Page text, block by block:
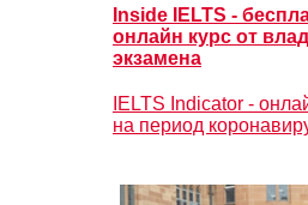
Inside IELTS -
онлайн курс от
экзамена
IELTS Indicator -
на период